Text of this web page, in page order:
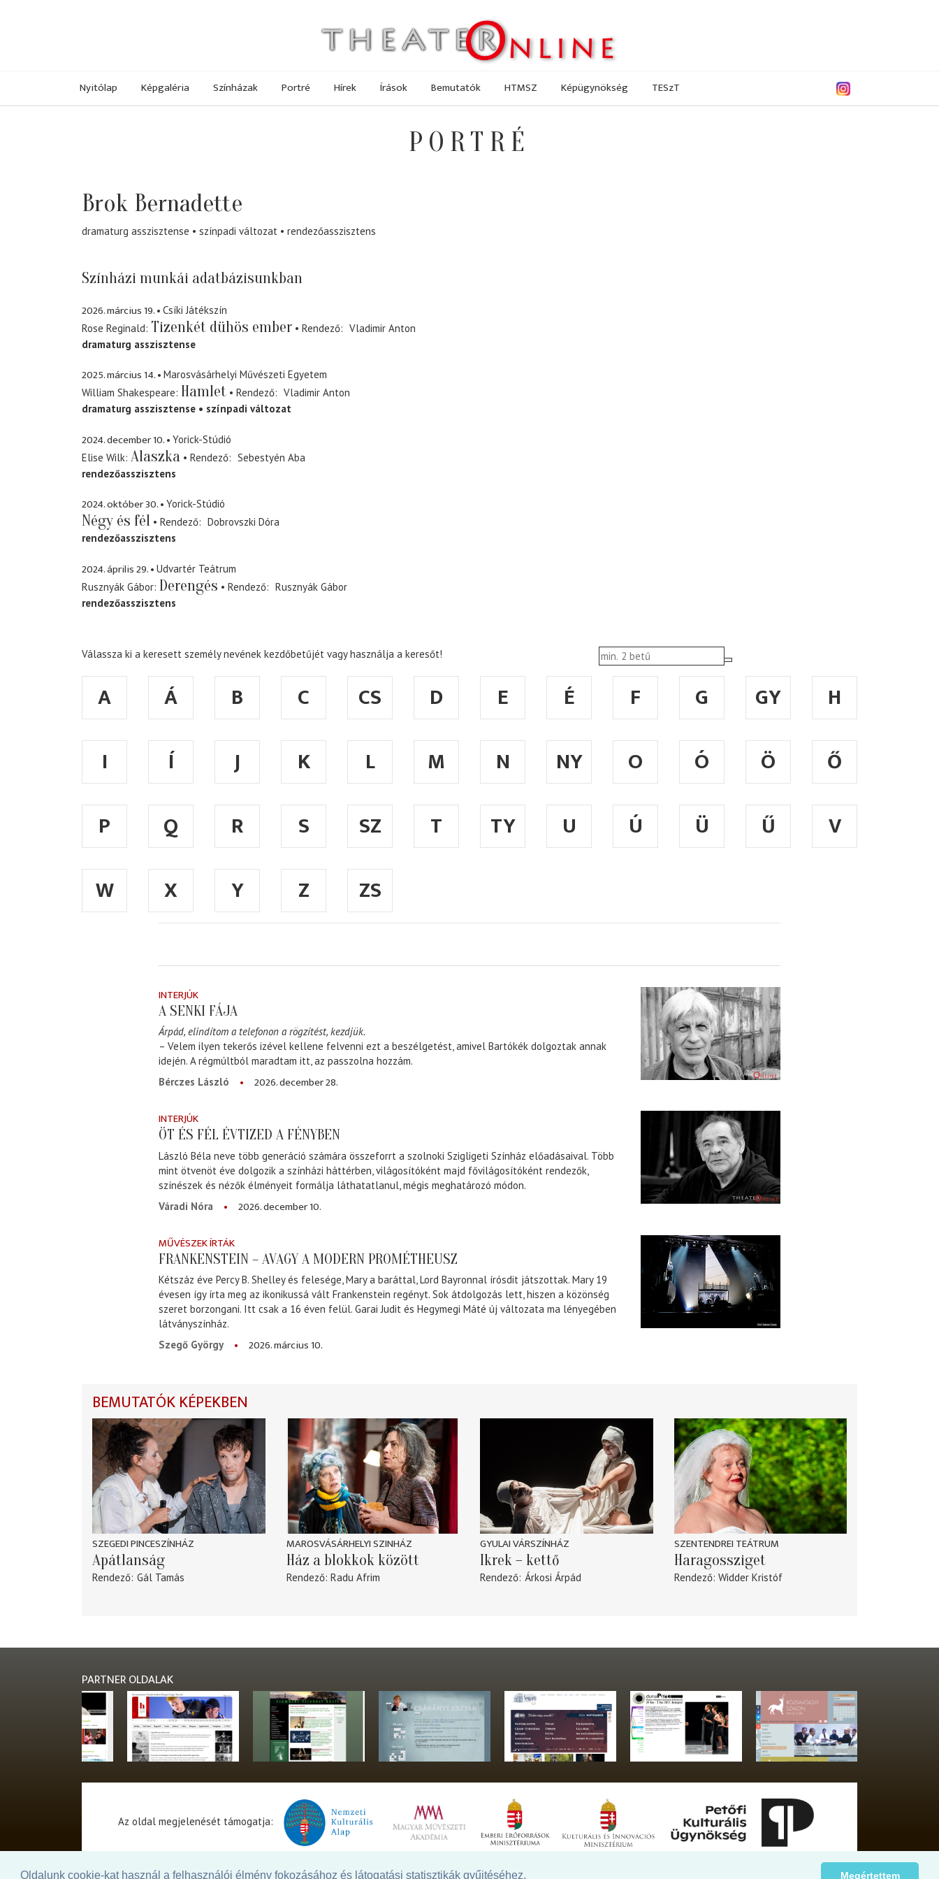
Oldalunk cookie-kat használ a felhasználói élmény fokozásához és látogatási statisztikák gyűjtéséhez. Megértettem
Nyitólap Képgaléria Színházak Portré Hírek Írások Bemutatók HTMSZ Képügynökség TESzT
PORTRÉ
Brok Bernadette
dramaturg asszisztense színpadi változat rendezőasszisztens
Színházi munkái adatbázisunkban
2026. március 19.
Csíki Játékszín
Rose Reginald Tizenkét dühös ember Rendező
Vladimir Anton
dramaturg asszisztense
2025. március 14.
Marosvásárhelyi Művészeti Egyetem
William Shakespeare Hamlet Rendező
Vladimir Anton
dramaturg asszisztense
színpadi változat
2024. december 10.
Yorick-Stúdió
Elise Wilk Alaszka Rendező
Sebestyén Aba
rendezőasszisztens
2024. október 30. Yorick-Stúdió
Négy és fél Rendező
Dobrovszki Dóra
rendezőasszisztens
2024. április 29.
Udvartér Teátrum
Rusznyák Gábor Derengés Rendező
Rusznyák Gábor
rendezőasszisztens
Válassza ki a keresett személy nevének kezdőbetűjét vagy használja a keresőt!
A Á B C CS D E É F G GY
H
I
Í J K L M N NY O Ó Ö
Ő
P
Q R S SZ T TY U Ú Ü Ű
V
W
X Y Z ZS
INTERJÚK
A SENKI FÁJA
Árpád, elindítom a telefonon a rögzítést, kezdjük.
– Velem ilyen tekerős izével kellene felvenni ezt a beszélgetést, amivel Bartókék dolgoztak annak
idején. A régmúltból maradtam itt, az passzolna hozzám.
Bérczes László
2026. december 28.
INTERJÚK
ÖT ÉS FÉL ÉVTIZED A FÉNYBEN
László Béla neve több generáció számára összeforrt a szolnoki Szigligeti Színház előadásaival. Több
mint ötvenöt éve dolgozik a színházi háttérben, világosítóként majd fővilágosítóként rendezők,
színészek és nézők élményeit formálja láthatatlanul, mégis meghatározó módon.
Váradi Nóra
2026. december 10.
MŰVÉSZEK ÍRTÁK
FRANKENSTEIN – AVAGY A MODERN PROMÉTHEUSZ
Kétszáz éve Percy B. Shelley és felesége, Mary a baráttal, Lord Bayronnal írósdit játszottak. Mary 19
évesen így írta meg az ikonikussá vált Frankenstein regényt. Sok átdolgozás lett, hiszen a közönség
szeret borzongani. Itt csak a 16 éven felül. Garai Judit és Hegymegi Máté új változata ma lényegében
látványszínház.
Szegő György
2026. március 10.
BEMUTATÓK KÉPEKBEN
SZEGEDI PINCESZÍNHÁZ
Apátlanság
Rendező Gál Tamás
MAROSVÁSÁRHELYI SZINHÁZ
Ház a blokkok között
Rendező Radu Afrim
GYULAI VÁRSZÍNHÁZ
Ikrek – kettő
Rendező Árkosi Árpád
SZENTENDREI TEÁTRUM
Haragossziget
Rendező Widder Kristóf
PARTNER OLDALAK
Az oldal megjelenését támogatja: